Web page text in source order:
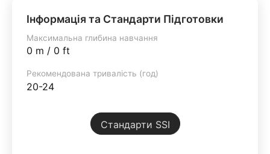
Інформація та Стандарти Підготовки
Максимальна глибина навчання
0 m / 0 ft
Рекомендована тривалість (год)
20-24
Стандарти SSI